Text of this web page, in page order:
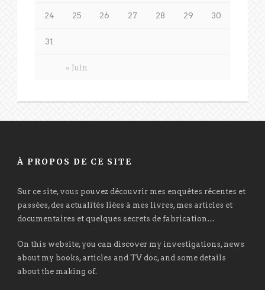
« Juin
24 25 26 27 28 29 30
31
À PROPOS DE CE SITE
Sur ce site, vous pouvez découvrir mes enquêtes récentes et
passées, des actualités liées à mes livres, mes articles et
documentaires et quelques secrets de fabrication…
On this website, you can discover my investigations, news
about my books, articles and TV doc, and some details
about the making of.